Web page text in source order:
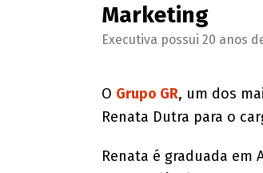
Marketing
Executiva possui 20 anos
O Grupo GR, um dos
Renata Dutra para o
Renata é graduada em